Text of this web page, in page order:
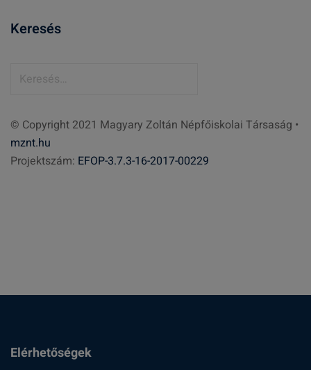
Keresés
e
s
é
© Copyright 2021 Magyary Zoltán Népfőiskolai Társaság •
mznt.hu
Projektszám: EFOP-3.7.3-16-2017-00229
Elérhetőségek